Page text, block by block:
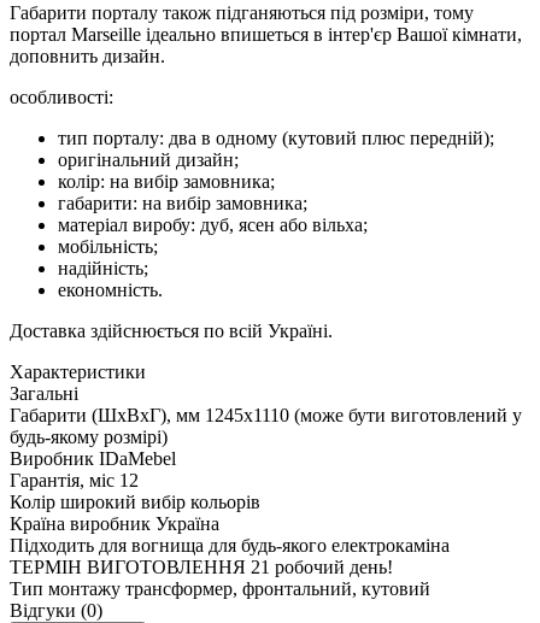
Габарити порталу також підганяються під розміри, тому
портал Marseille ідеально впишеться в інтер'єр Вашої кімнати,
доповнить дизайн.
особливості:
тип порталу: два в одному (кутовий плюс передній);
оригінальний дизайн;
колір: на вибір замовника;
габарити: на вибір замовника;
матеріал виробу: дуб, ясен або вільха;
мобільність;
надійність;
економність.
Доставка здійснюється по всій Україні.
Характеристики
Загальні
Габарити (ШxВxГ), мм 1245x1110 (може бути виготовлений у
будь-якому розмірі)
Виробник IDaMebel
Гарантія, міс 12
Колір широкий вибір кольорів
Країна виробник Україна
Підходить для вогнища для будь-якого електрокаміна
ТЕРМІН ВИГОТОВЛЕННЯ 21 робочий день!
Тип монтажу трансформер, фронтальний, кутовий
Відгуки (0)